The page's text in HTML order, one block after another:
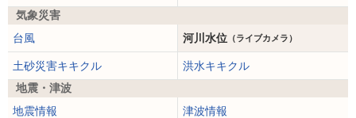
気象災害
台風
河川水位 （ライブカメラ）
土砂災害キキクル
洪水キキクル
地震・津波
地震情報
津波情報